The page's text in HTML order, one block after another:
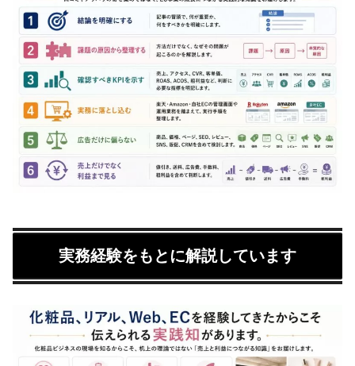
実務経験をもとに解説しています